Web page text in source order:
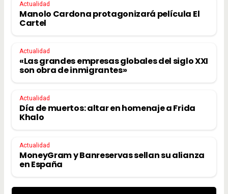
Actualidad
Manolo Cardona protagonizará película El
Cartel
Actualidad
«Las grandes empresas globales del siglo XXI
son obra de inmigrantes»
Actualidad
Día de muertos: altar en homenaje a Frida
Khalo
Actualidad
MoneyGram y Banreservas sellan su alianza
en España